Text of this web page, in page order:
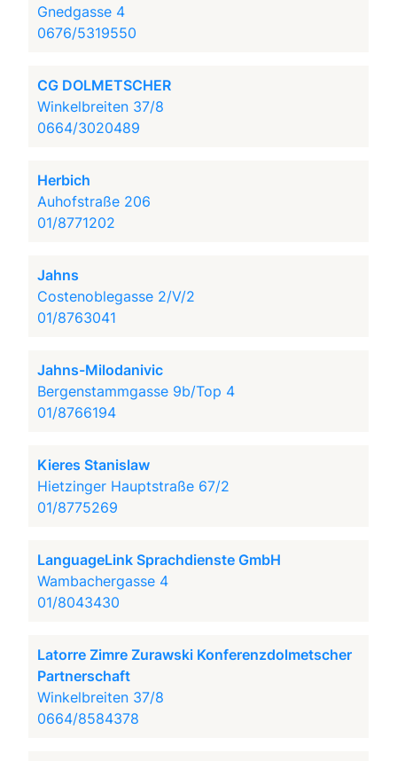
Gnedgasse 4
0676/5319550
CG DOLMETSCHER
Winkelbreiten 37/8
0664/3020489
Herbich
Auhofstraße 206
01/8771202
Jahns
Costenoblegasse 2/V/2
01/8763041
Jahns-Milodanivic
Bergenstammgasse 9b/Top 4
01/8766194
Kieres Stanislaw
Hietzinger Hauptstraße 67/2
01/8775269
LanguageLink Sprachdienste GmbH
Wambachergasse 4
01/8043430
Latorre Zimre Zurawski Konferenzdolmetscher
Partnerschaft
Winkelbreiten 37/8
0664/8584378